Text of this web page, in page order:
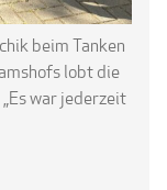
beim Tanken
lobt die
war jederzeit